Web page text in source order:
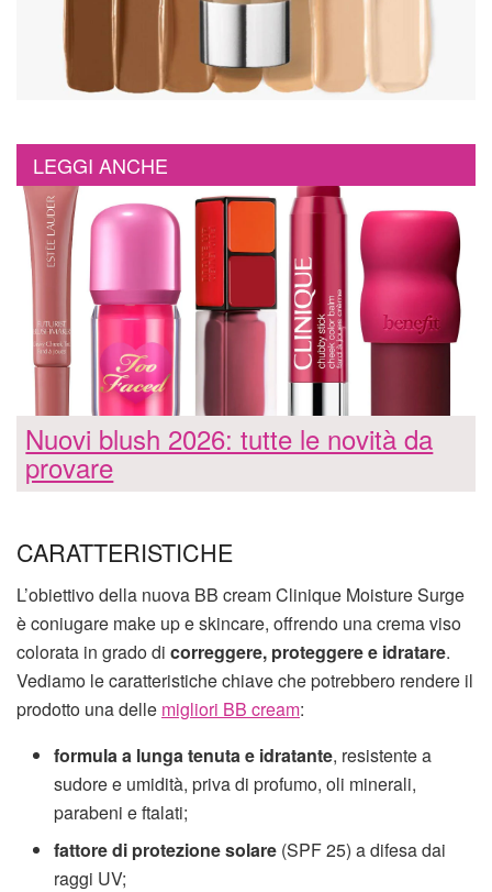
LEGGI ANCHE
Nuovi blush 2026: tutte le novità da
provare
CARATTERISTICHE
L’obiettivo della nuova BB cream Clinique Moisture Surge
è coniugare make up e skincare, offrendo una crema viso
colorata in grado di correggere, proteggere e idratare.
Vediamo le caratteristiche chiave che potrebbero rendere il
prodotto una delle migliori BB cream:
formula a lunga tenuta e idratante, resistente a
sudore e umidità, priva di profumo, oli minerali,
parabeni e ftalati;
fattore di protezione solare (SPF 25) a difesa dai
raggi UV;